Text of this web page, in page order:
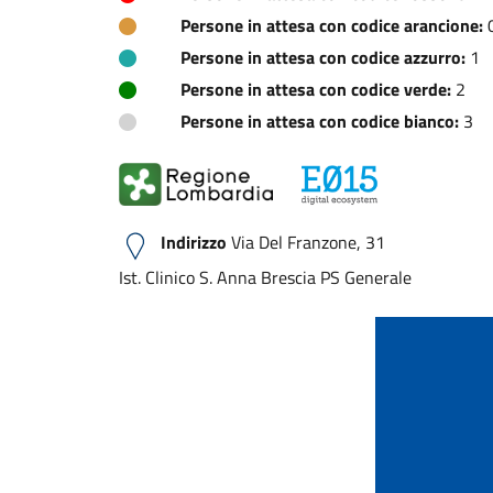
Persone in attesa con codice arancione:
Persone in attesa con codice azzurro: 1
Persone in attesa con codice verde: 2
Persone in attesa con codice bianco: 3
Indirizzo Via Del Franzone, 31
Ist. Clinico S. Anna Brescia PS Generale